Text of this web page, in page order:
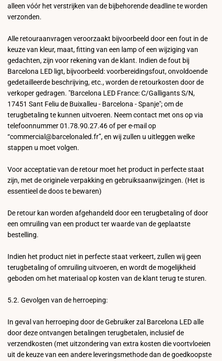
alleen vóór het verstrijken van de bijbehorende deadline te worden
verzonden.
Alle retouraanvragen veroorzaakt bijvoorbeeld door een fout in de
keuze van kleur, maat, fitting van een lamp of een wijziging van
gedachten, zijn voor rekening van de klant. Indien de fout bij
Barcelona LED ligt, bijvoorbeeld: voorbereidingsfout, onvoldoende
gedetailleerde beschrijving, etc., worden de retourkosten door de
verkoper gedragen. "Barcelona LED France: C/Galligants S/N,
17451 Sant Feliu de Buixalleu - Barcelona - Spanje"; om de
terugbetaling te kunnen uitvoeren. Neem contact met ons op via
telefoonnummer 01.78.90.27.46 of per e-mail op
“commercial@barcelonaled.fr”, en wij zullen u uitleggen welke
stappen u moet volgen.
Voor acceptatie van de retour moet het product in perfecte staat
zijn, met de originele verpakking en gebruiksaanwijzingen. (Het is
essentieel de doos te bewaren)
De retour kan worden afgehandeld door een terugbetaling of door
een omruiling van een product ter waarde van de geplaatste
bestelling.
Indien het product niet in perfecte staat verkeert, zullen wij geen
terugbetaling of omruiling uitvoeren, en wordt de mogelijkheid
geboden om het materiaal op kosten van de klant terug te sturen.
5.2. Gevolgen van de herroeping:
In geval van herroeping door de Gebruiker zal Barcelona LED alle
door deze ontvangen betalingen terugbetalen, inclusief de
verzendkosten (met uitzondering van extra kosten die voortvloeien
uit de keuze van een andere leveringsmethode dan de goedkoopste